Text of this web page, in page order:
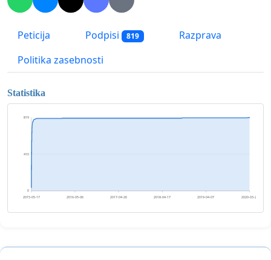
Peticija Podpisi 819
Razprava
Politika zasebnosti
Statistika
0
410
819
2015-05-17 2016-05-06 2017-04-26 2018-04-17 2019-04-07 2020-03-27